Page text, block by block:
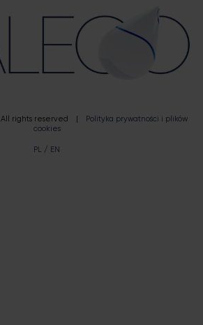
All rights reserved |
Polityka prywatności i plików
cookies
PL / EN